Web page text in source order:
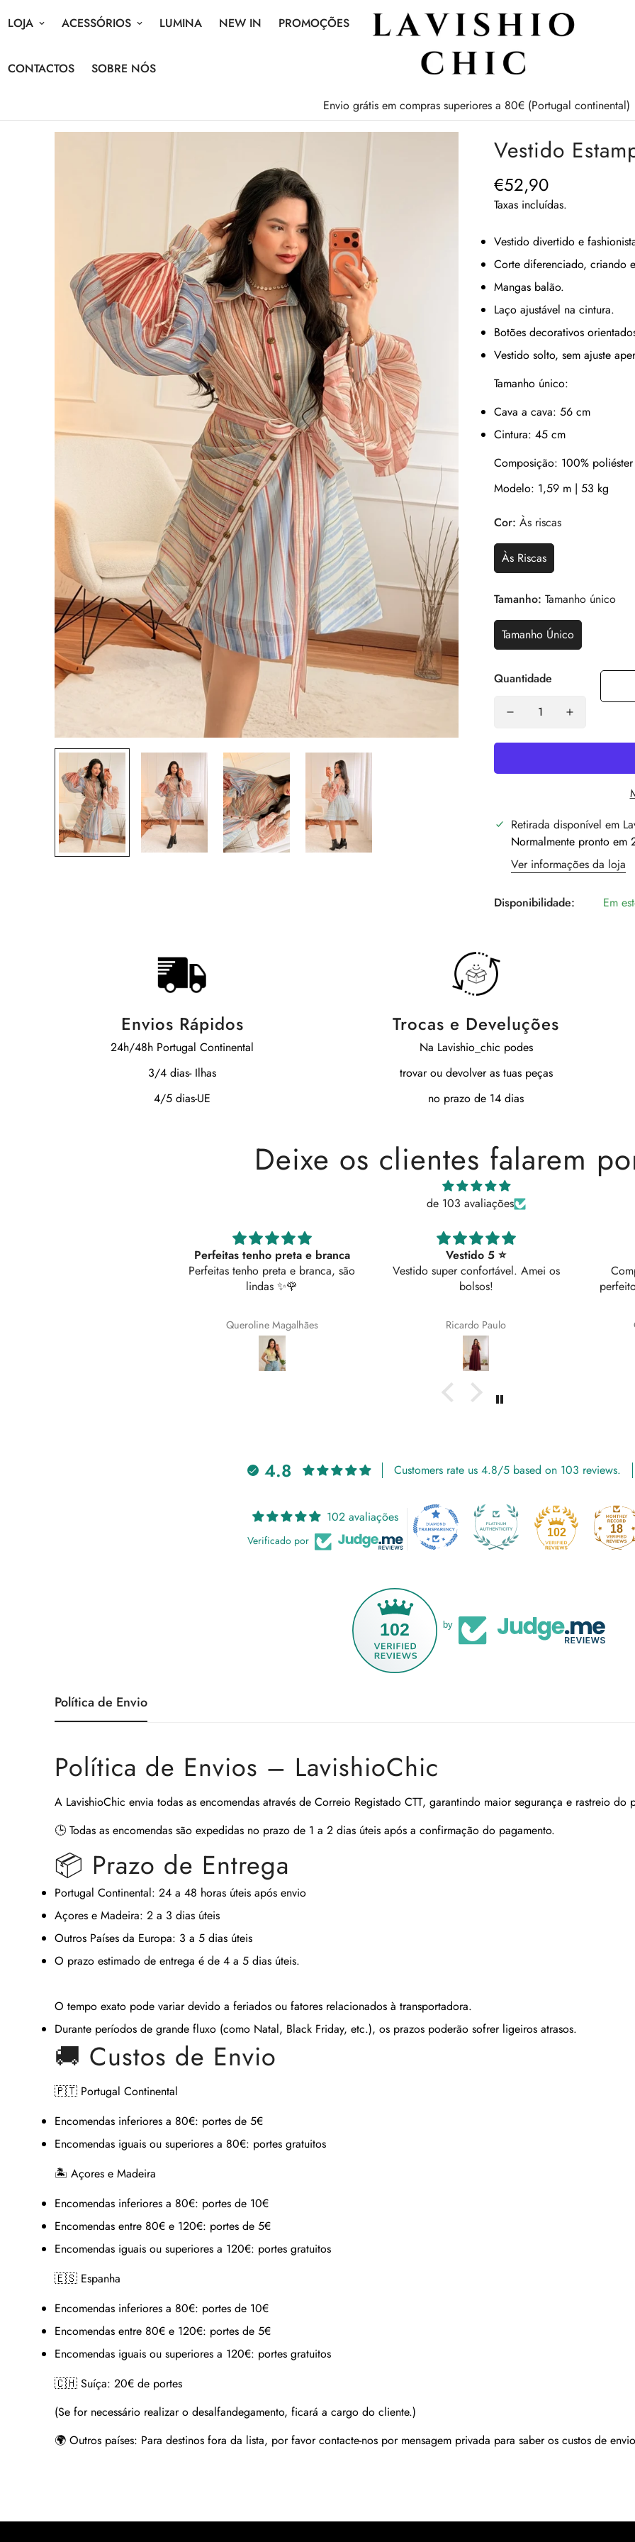
LOJA ACESSÓRIOS LUMINA NEW IN PROMOÇÕES
CONTACTOS SOBRE NÓS
Envio grátis em compras superiores a 80€ (Portugal continental)
Vestido
Preço
regular
€52,90
Taxas incluídas.
Vestido divertido e
Corte diferenciado, criando
Mangas balão.
Laço ajustável na cintura.
Botões decorativos
Vestido solto, sem ajuste
Tamanho único:
Cava a cava: 56 cm
Cintura: 45 cm
Composição: 100% poliéster
Modelo: 1,59 m | 53 kg
Cor: Às riscas
Às Riscas
Tamanho: Tamanho único
Tamanho Único
Quantidade
Retirada disponível em
Normalmente pronto em
Ver informações da loja
Disponibilidade: Em
Envios Rápidos
24h/48h Portugal Continental
3/4 dias- Ilhas
4/5 dias-UE
Trocas e Develuções
Na Lavishio_chic podes
trovar ou devolver as tuas peças
no prazo de 14 dias
Deixe os clientes falarem
de 103 avaliações
Vestido 5 ⭐
Vestido super confortável. Amei os
bolsos!
Ricardo Paulo
Comprei o preto
Comprei o preto, ficou lindo
perfeito para qualquer ocasião ✨️
Queroline Magalhães
4.8 Customers rate us 4.8/5 based on 103 reviews.
102 avaliações
Verificado por
102 18
102 by
Política de Envio
Política de Envios – LavishioChic
A LavishioChic envia todas as encomendas através de Correio Registado CTT, garantindo maior segurança e rastreio do
🕒 Todas as encomendas são expedidas no prazo de 1 a 2 dias úteis após a confirmação do pagamento.
📦 Prazo de Entrega
Portugal Continental: 24 a 48 horas úteis após envio
Açores e Madeira: 2 a 3 dias úteis
Outros Países da Europa: 3 a 5 dias úteis
O prazo estimado de entrega é de 4 a 5 dias úteis.
O tempo exato pode variar devido a feriados ou fatores relacionados à transportadora.
Durante períodos de grande fluxo (como Natal, Black Friday, etc.), os prazos poderão sofrer ligeiros atrasos.
🚚 Custos de Envio
🇵🇹 Portugal Continental
Encomendas inferiores a 80€: portes de 5€
Encomendas iguais ou superiores a 80€: portes gratuitos
🏝 Açores e Madeira
Encomendas inferiores a 80€: portes de 10€
Encomendas entre 80€ e 120€: portes de 5€
Encomendas iguais ou superiores a 120€: portes gratuitos
🇪🇸 Espanha
Encomendas inferiores a 80€: portes de 10€
Encomendas entre 80€ e 120€: portes de 5€
Encomendas iguais ou superiores a 120€: portes gratuitos
🇨🇭 Suíça: 20€ de portes
(Se for necessário realizar o desalfandegamento, ficará a cargo do cliente.)
🌍 Outros países: Para destinos fora da lista, por favor contacte-nos por mensagem privada para saber os custos de